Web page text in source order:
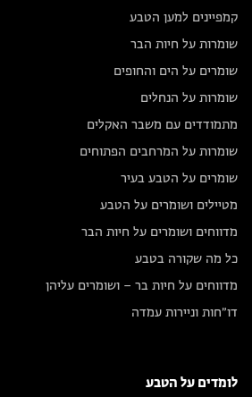
קמפיינים למען הטבע
שומרות על חיות הבר
שומרים על הים והחופים
שומרות על הנחלים
מתמודדים עם משבר האקלים
שומרות על המרחבים הפתוחים
שומרים על הטבע בעיר
מטיילים ושומרים על הטבע
מדווחים ושומרים על חיות הבר
כל מה שקורה בטבע
מדווחים על חיות בר – ושומרים עליהן
דו״חות וניירות עמדה
לומדים על הטבע